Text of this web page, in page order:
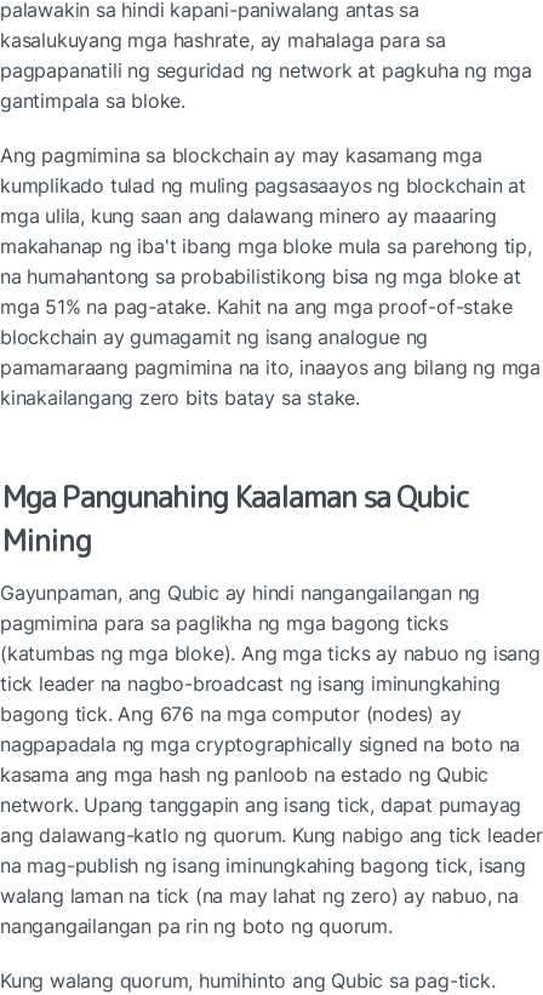
palawakin sa hindi kapani-paniwalang antas sa
kasalukuyang mga hashrate, ay mahalaga para sa
pagpapanatili ng seguridad ng network at pagkuha ng mga
gantimpala sa bloke.
Ang pagmimina sa blockchain ay may kasamang mga
kumplikado tulad ng muling pagsasaayos ng blockchain at
mga ulila, kung saan ang dalawang minero ay maaaring
makahanap ng iba't ibang mga bloke mula sa parehong tip,
na humahantong sa probabilistikong bisa ng mga bloke at
mga 51% na pag-atake. Kahit na ang mga proof-of-stake
blockchain ay gumagamit ng isang analogue ng
pamamaraang pagmimina na ito, inaayos ang bilang ng mga
kinakailangang zero bits batay sa stake.
Mga Pangunahing Kaalaman sa Qubic
Mining
Gayunpaman, ang Qubic ay hindi nangangailangan ng
pagmimina para sa paglikha ng mga bagong ticks
(katumbas ng mga bloke). Ang mga ticks ay nabuo ng isang
tick leader na nagbo-broadcast ng isang iminungkahing
bagong tick. Ang 676 na mga computor (nodes) ay
nagpapadala ng mga cryptographically signed na boto na
kasama ang mga hash ng panloob na estado ng Qubic
network. Upang tanggapin ang isang tick, dapat pumayag
ang dalawang-katlo ng quorum. Kung nabigo ang tick leader
na mag-publish ng isang iminungkahing bagong tick, isang
walang laman na tick (na may lahat ng zero) ay nabuo, na
nangangailangan pa rin ng boto ng quorum.
Kung walang quorum, humihinto ang Qubic sa pag-tick.